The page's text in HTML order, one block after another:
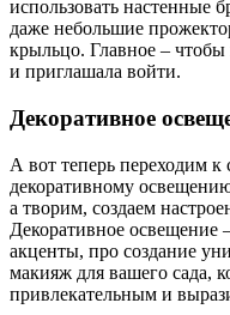
использовать настенные
даже небольшие
крыльцо. Главное –
и приглашала войти.
Декоративное
А вот теперь переходим
декоративному
а творим, создаем
Декоративное освещение
акценты, про создание
макияж для вашего сада,
привлекательным и